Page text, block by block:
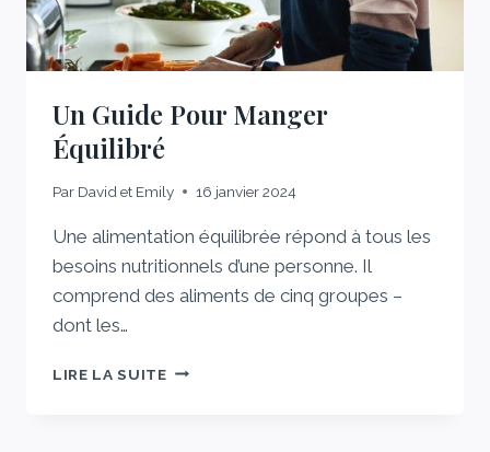
RÉDUIRE
LE
GASPILLAGE
Un Guide Pour Manger
Équilibré
Par David et Emily 16 janvier 2024
Une alimentation équilibrée répond à tous les
besoins nutritionnels d’une personne. Il
comprend des aliments de cinq groupes –
dont les…
LIRE LA SUITEUN